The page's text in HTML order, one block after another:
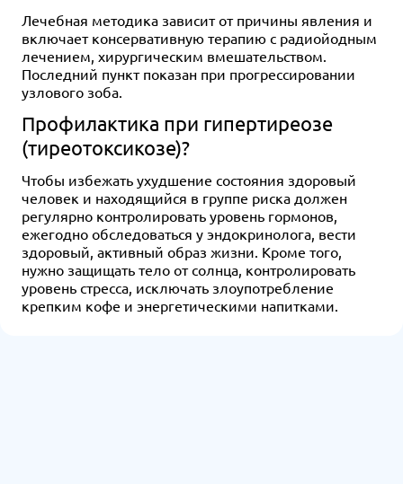
Лечебная методика зависит от причины явления и
включает консервативную терапию с радиойодным
лечением, хирургическим вмешательством.
Последний пункт показан при прогрессировании
узлового зоба.
Профилактика при гипертиреозе
(тиреотоксикозе)?
Чтобы избежать ухудшение состояния здоровый
человек и находящийся в группе риска должен
регулярно контролировать уровень гормонов,
ежегодно обследоваться у эндокринолога, вести
здоровый, активный образ жизни. Кроме того,
нужно защищать тело от солнца, контролировать
уровень стресса, исключать злоупотребление
крепким кофе и энергетическими напитками.